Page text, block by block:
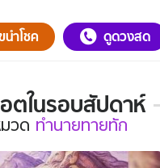
ความรู้รอบตัว
ฮาวทู
นำโชค ดูดวงสด
ตในรอบสัปดาห์
วด ทำนายทายทัก